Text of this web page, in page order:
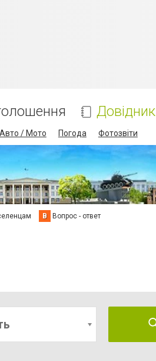
Довідник
Авто / Мото Погода Фотозвіти
В Вопрос - ответ